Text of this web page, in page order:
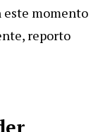
este momento
reporto